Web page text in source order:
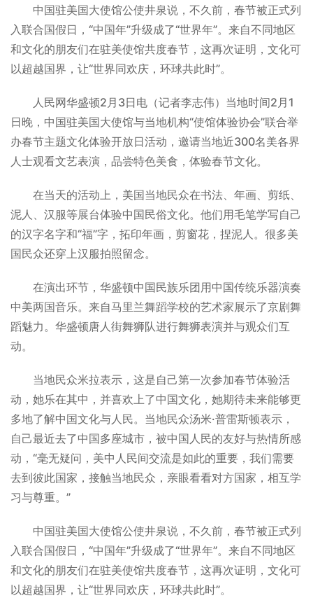
中国驻美国大使馆公使井泉说，不久前，春节被正式列
入联合国假日，“中国年”升级成了“世界年”。来自不同地区
和文化的朋友们在驻美使馆共度春节，这再次证明，文化可
以超越国界，让“世界同欢庆，环球共此时”。
人民网华盛顿2月3日电（记者李志伟）当地时间2月1
日晚，中国驻美国大使馆与当地机构“使馆体验协会”联合举
办春节主题文化体验开放日活动，邀请当地近300名美各界
人士观看文艺表演，品尝特色美食，体验春节文化。
在当天的活动上，美国当地民众在书法、年画、剪纸、
泥人、汉服等展台体验中国民俗文化。他们用毛笔学写自己
的汉字名字和“福”字，拓印年画，剪窗花，捏泥人。很多美
国民众还穿上汉服拍照留念。
在演出环节，华盛顿中国民族乐团用中国传统乐器演奏
中美两国音乐。来自马里兰舞蹈学校的艺术家展示了京剧舞
蹈魅力。华盛顿唐人街舞狮队进行舞狮表演并与观众们互
动。
当地民众米拉表示，这是自己第一次参加春节体验活
动，她乐在其中，并喜欢上了中国文化，她期待未来能够更
多地了解中国文化与人民。当地民众汤米·普雷斯顿表示，
自己最近去了中国多座城市，被中国人民的友好与热情所感
动，“毫无疑问，美中人民间交流是如此的重要，我们需要
去到彼此国家，接触当地民众，亲眼看看对方国家，相互学
习与尊重。”
中国驻美国大使馆公使井泉说，不久前，春节被正式列
入联合国假日，“中国年”升级成了“世界年”。来自不同地区
和文化的朋友们在驻美使馆共度春节，这再次证明，文化可
以超越国界，让“世界同欢庆，环球共此时”。